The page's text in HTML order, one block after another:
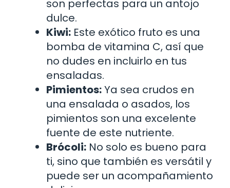
son perfectas para un antojo
dulce.
Kiwi: Este exótico fruto es una
bomba de vitamina C, así que
no dudes en incluirlo en tus
ensaladas.
Pimientos:Ya sea crudos en
una ensalada o asados, los
pimientos son una excelente
fuente de este nutriente.
Brócoli: No solo es bueno para
ti, sino que también es versátil y
puede ser un acompañamiento